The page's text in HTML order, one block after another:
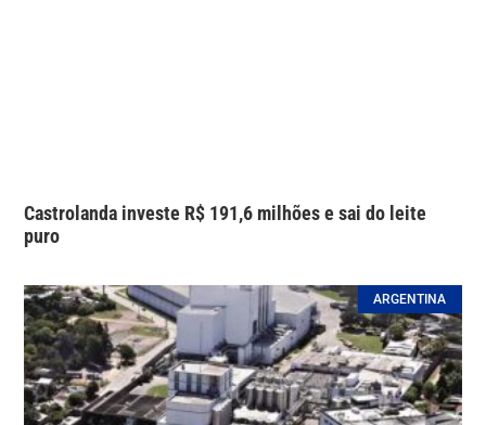
Castrolanda investe R$ 191,6 milhões e sai do leite
puro
ARGENTINA